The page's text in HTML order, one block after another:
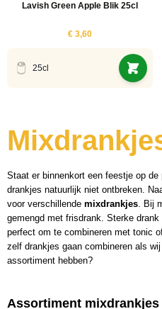
Lavish Green Apple Blik 25cl
€ 3,60
25cl
Staat er binnenkort een feestje op
drankjes natuurlijk niet ontbreken.
voor verschillende mixdrankjes. Bij
gemengd met frisdrank. Sterke
perfect om te combineren met tonic
zelf drankjes gaan combineren als
assortiment hebben?
Assortiment mixdrankjes